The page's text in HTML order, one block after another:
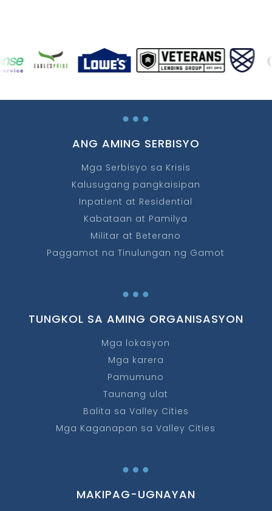
…
ANG AMING SERBISYO
Mga Serbisyo sa Krisis
Kalusugang pangkaisipan
Inpatient at Residential
Kabataan at Pamilya
Militar at Beterano
Paggamot na Tinulungan ng Gamot
…
TUNGKOL SA AMING ORGANISASYON
Mga lokasyon
Mga karera
Pamumuno
Taunang ulat
Balita sa Valley Cities
Mga Kaganapan sa Valley Cities
…
MAKIPAG-UGNAYAN